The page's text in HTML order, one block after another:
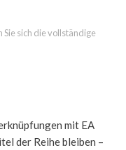
Sie sich die vollständige
mit EA
der Reihe bleiben –